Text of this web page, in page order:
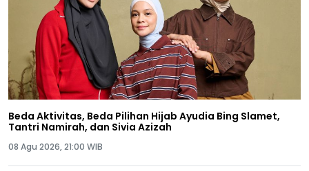
Beda Aktivitas, Beda Pilihan Hijab Ayudia Bing Slamet,
Tantri Namirah, dan Sivia Azizah
08 Agu 2026, 21:00 WIB